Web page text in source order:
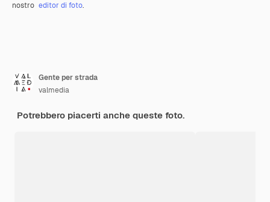
nostro editor di foto.
Gente per strada
valmedia
Potrebbero piacerti anche queste foto.